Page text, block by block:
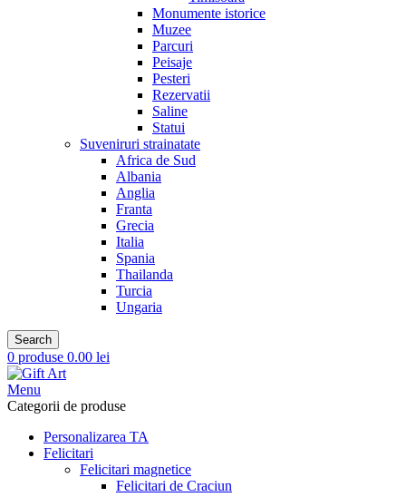
Monumente istorice
Muzee
Parcuri
Peisaje
Pesteri
Rezervatii
Saline
Statui
Suveniruri strainatate
Africa de Sud
Albania
Anglia
Franta
Grecia
Italia
Spania
Thailanda
Turcia
Ungaria
Search
0 produse 0.00 lei
Menu
Categorii de produse
Personalizarea TA
Felicitari
Felicitari magnetice
Felicitari de Craciun